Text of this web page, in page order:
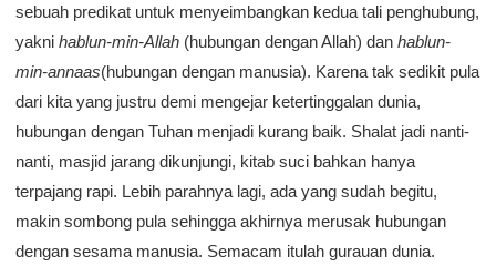
sebuah predikat untuk menyeimbangkan kedua tali penghubung,
yakni hablun-min-Allah (hubungan dengan Allah) dan hablun-
min-annaas(hubungan dengan manusia). Karena tak sedikit pula
dari kita yang justru demi mengejar ketertinggalan dunia,
hubungan dengan Tuhan menjadi kurang baik. Shalat jadi nanti-
nanti, masjid jarang dikunjungi, kitab suci bahkan hanya
terpajang rapi. Lebih parahnya lagi, ada yang sudah begitu,
makin sombong pula sehingga akhirnya merusak hubungan
dengan sesama manusia. Semacam itulah gurauan dunia.